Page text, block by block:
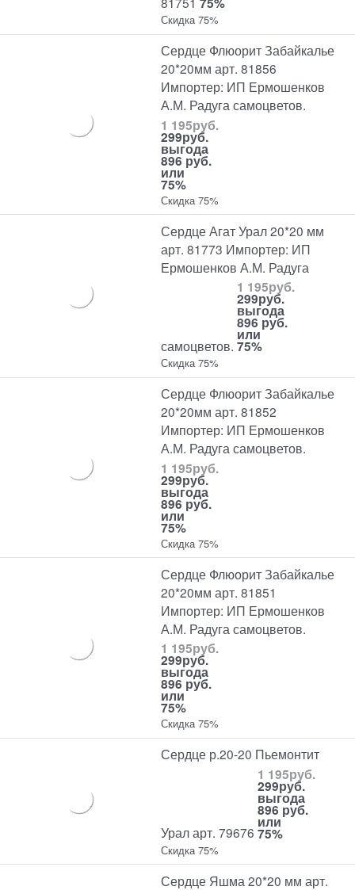
Скидка 75%
Сердце Флюорит Забайкалье
20*20мм арт. 81856
Импортер: ИП Ермошенков
А.М. Радуга самоцветов.
1 195руб.
299руб.
выгода
896 руб.
или
75%
Скидка 75%
Сердце Агат Урал 20*20 мм
арт. 81773 Импортер: ИП
Ермошенков А.М. Радуга
самоцветов.
1 195руб.
299руб.
выгода
896 руб.
или
75%
Скидка 75%
Сердце Флюорит Забайкалье
20*20мм арт. 81852
Импортер: ИП Ермошенков
А.М. Радуга самоцветов.
1 195руб.
299руб.
выгода
896 руб.
или
75%
Скидка 75%
Сердце Флюорит Забайкалье
20*20мм арт. 81851
Импортер: ИП Ермошенков
А.М. Радуга самоцветов.
1 195руб.
299руб.
выгода
896 руб.
или
75%
Скидка 75%
Сердце р.20-20 Пьемонтит
Урал арт. 79676
1 195руб.
299руб.
выгода
896 руб.
или
75%
Скидка 75%
Сердце Яшма 20*20 мм арт.